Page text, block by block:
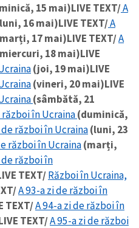
15 mai)LIVE TEXT/A
16 mai)LIVE TEXT/A
17 mai)LIVE TEXT/A
18 mai)LIVE
(joi, 19 mai)LIVE
(vineri, 20 mai)LIVE
(sâmbătă, 21
război în Ucraina(duminică,
de război în Ucraina(luni, 23
război în Ucraina(marți,
de război în
TEXT/Război în Ucraina,
A 93-a zi de război în
TEXT/A 94-a zi de război în
TEXT/A 95-a zi de război